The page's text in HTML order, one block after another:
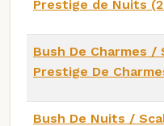
Prestige de Nuits
Bush De Charmes /
Prestige De
Bush De Nuits /